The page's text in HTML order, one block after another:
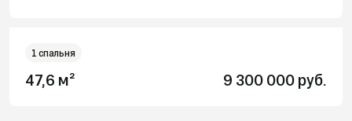
1 спальня
47,6 м² 9 300 000 руб.